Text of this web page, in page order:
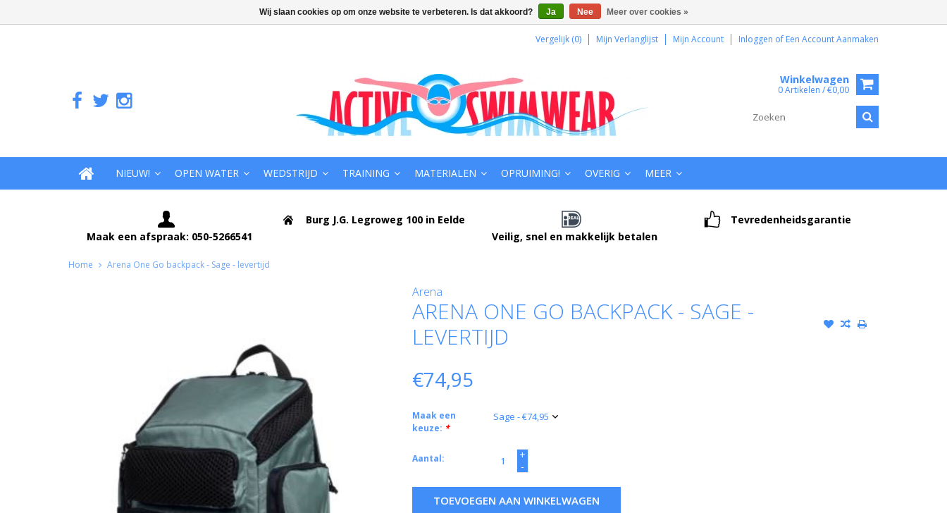
Vergelijk (0) Mijn Verlanglijst Mijn Account Inloggen of Een Account Aanmaken
Winkelwagen
0 Artikelen / €0,00
NIEUW! OPEN WATER WEDSTRIJD TRAINING MATERIALEN OPRUIMING! OVERIG MEER
Maak een afspraak: 050-5266541
Burg J.G. Legroweg 100 in Eelde
Veilig, snel en makkelijk betalen
Tevredenheidsgarantie
Home Arena One Go backpack - Sage - levertijd
Arena
ARENA ONE GO BACKPACK - SAGE -
LEVERTIJD
€74,95
Maak een
keuze: *
Aantal:
+
-
TOEVOEGEN AAN WINKELWAGEN
Wij slaan cookies op om onze website te verbeteren. Is dat akkoord? Ja Nee Meer over cookies »